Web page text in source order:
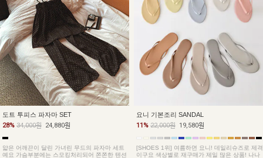
도트 투피스 파자마 SET
28% 34,000원 24,880원
얇은 어깨끈이 달린 가녀린 무드의 파자마 세트
예요 가슴부분에는 스모킹처리되어 쫀쫀한 텐션
요니 기본조리 SANDAL
11% 22,000원 19,580원
[SHOES 1위] 여름하면 요니! 데일리슈즈로 제격
이구요 색상별로 재구매가 제일 많은 상품! 나나